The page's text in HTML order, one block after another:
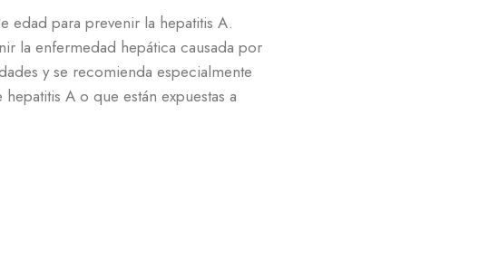
edad para prevenir la hepatitis A.
la enfermedad hepática causada por
y se recomienda especialmente
A o que están expuestas a